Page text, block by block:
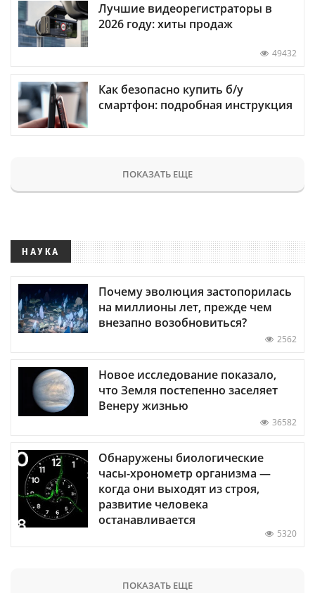
Лучшие видеорегистраторы в
2026 году: хиты продаж
49432
Как безопасно купить б/у
смартфон: подробная инструкция
ПОКАЗАТЬ ЕЩЕ
НАУКА
Почему эволюция застопорилась
на миллионы лет, прежде чем
внезапно возобновиться?
2562
Новое исследование показало,
что Земля постепенно заселяет
Венеру жизнью
36582
Обнаружены биологические
часы-хронометр организма —
когда они выходят из строя,
развитие человека
останавливается
5320
ПОКАЗАТЬ ЕЩЕ